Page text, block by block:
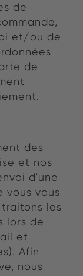
de
et/ou de
de
des
et nos
d'une
vous vous
les
lors de
et
Afin
nous